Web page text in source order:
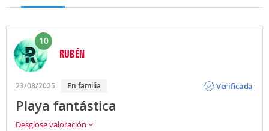
10
RUBÉN
23/08/2025 En familia
Verificada
Playa fantástica
Desglose valoración